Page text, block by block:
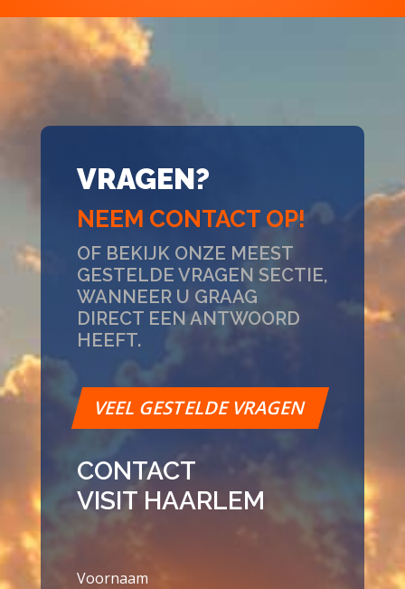
VRAGEN?
NEEM CONTACT OP!
OF BEKIJK ONZE MEEST
GESTELDE VRAGEN SECTIE,
WANNEER U GRAAG
DIRECT EEN ANTWOORD
HEEFT.
VEEL GESTELDE VRAGEN
CONTACT
VISIT HAARLEM
Name*
Voornaam